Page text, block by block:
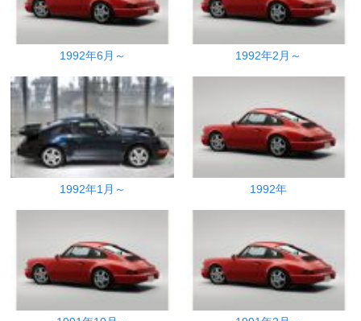
1992年6月～ 1992年2月～
1992年1月～ 1992年